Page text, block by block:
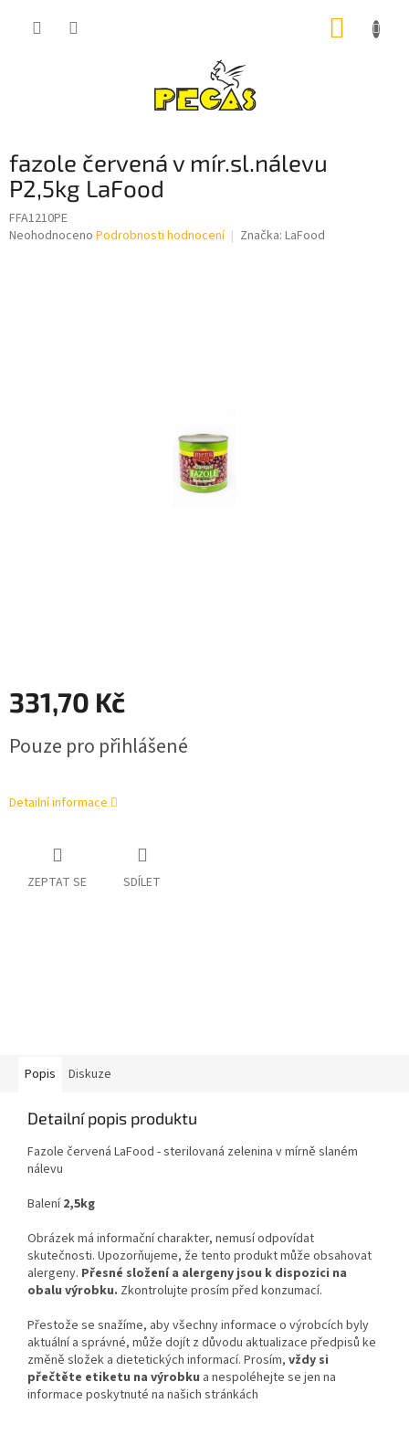
fazole červená v mír.sl.nálevu
P2,5kg LaFood
FFA1210PE
Průměrné
Neohodnoceno Podrobnosti hodnocení Značka: LaFood
331,70 Kč
cena:
Pouze pro přihlášené
Detailní informace
ZEPTAT SE SDÍLET
Popis Diskuze
Detailní popis produktu
Fazole červená LaFood - sterilovaná zelenina v mírně slaném
nálevu
Balení 2,5kg
Obrázek má informační charakter, nemusí odpovídat
skutečnosti. Upozorňujeme, že tento produkt může obsahovat
alergeny. Přesné složení a alergeny jsou k dispozici na
obalu výrobku. Zkontrolujte prosím před konzumací.
Přestože se snažíme, aby všechny informace o výrobcích byly
aktuální a správné, může dojít z důvodu aktualizace předpisů ke
změně složek a dietetických informací. Prosím, vždy si
přečtěte etiketu na výrobku a nespoléhejte se jen na
informace poskytnuté na našich stránkách